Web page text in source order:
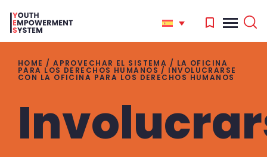
HOME /APROVECHAR EL SISTEMA / LA OFICINA
PARA LOS DERECHOS HUMANOS / INVOLUCRARSE
CON LA OFICINA PARA LOS DERECHOS HUMANOS
for: